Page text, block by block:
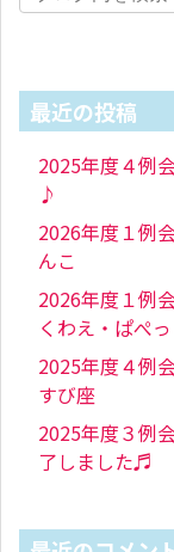
最近の投稿
2025年度４例
♪
2026年度１例
んこ
2026年度１例
くわえ・ぱぺ
2025年度４例
すび座
2025年度３例
了しました♬